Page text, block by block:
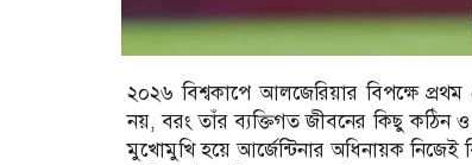
২০২৬ বিশ্বকাপে আলজেরিয়ার বিপক্ষে
নয়, বরং তাঁর ব্যক্তিগত জীবনের কিছু কঠিন ও
মুখোমুখি হয়ে আর্জেন্টিনার অধিনায়ক নিজেই